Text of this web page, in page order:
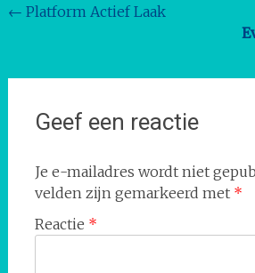
Bericht
← Platform Actief Laak
Geef een reactie
Je e-mailadres wordt niet
velden zijn gemarkeerd met *
Reactie *